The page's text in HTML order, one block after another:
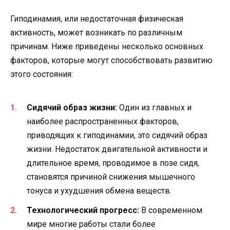
Гиподинамия, или недостаточная физическая
активность, может возникать по различным
причинам. Ниже приведены несколько основных
факторов, которые могут способствовать развитию
этого состояния:
Сидячий образ жизни: Один из главных и
наиболее распространенных факторов,
приводящих к гиподинамии, это сидячий образ
жизни. Недостаток двигательной активности и
длительное время, проводимое в позе сидя,
становятся причиной снижения мышечного
тонуса и ухудшения обмена веществ.
Технологический прогресс: В современном
мире многие работы стали более